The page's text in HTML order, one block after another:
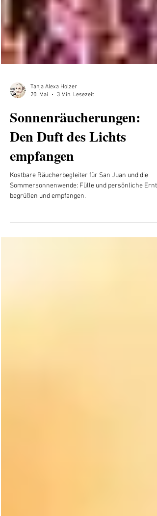
Tanja Alexa Holzer
20. Mai
3 Min. Lesezeit
Sonnenräucherungen:
Den Duft des Lichts
empfangen
Kostbare Räucherbegleiter für San Juan und die
begrüßen und empfangen.